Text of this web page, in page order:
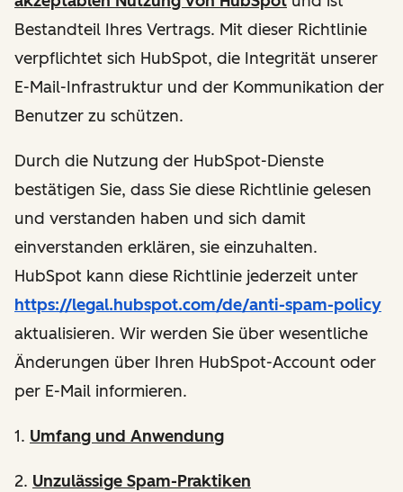
Bestandteil Ihres Vertrags. Mit dieser Richtlinie
verpflichtet sich HubSpot, die Integrität unserer
E-Mail-Infrastruktur und der Kommunikation der
Benutzer zu schützen.
Durch die Nutzung der HubSpot-Dienste
bestätigen Sie, dass Sie diese Richtlinie gelesen
und verstanden haben und sich damit
einverstanden erklären, sie einzuhalten.
HubSpot kann diese Richtlinie jederzeit unter
https://legal.hubspot.com/de/anti-spam-policy
aktualisieren. Wir werden Sie über wesentliche
Änderungen über Ihren HubSpot-Account oder
per E-Mail informieren.
1. Umfang und Anwendung
2. Unzulässige Spam-Praktiken